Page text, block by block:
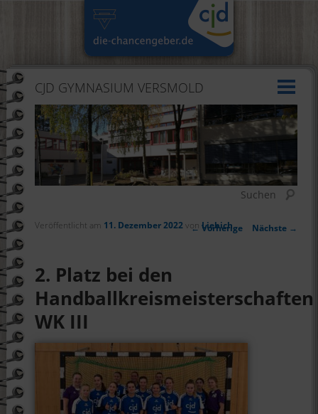
CJD GYMNASIUM VERSMOLD
Artikelnavigation
← Vorherige Nächste →
2. Platz bei den
Handballkreismeisterschaften
WK III
Veröffentlicht am 11. Dezember 2022von Liebich